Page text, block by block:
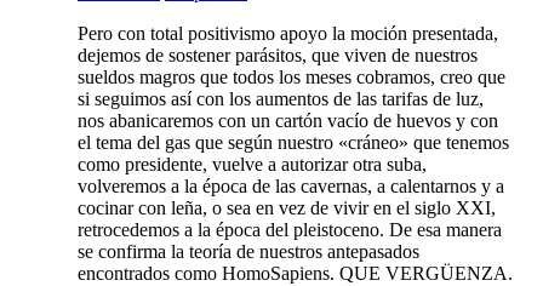
Pero con total positivismo apoyo la moción presentada,
dejemos de sostener parásitos, que viven de nuestros
sueldos magros que todos los meses cobramos, creo que
si seguimos así con los aumentos de las tarifas de luz,
nos abanicaremos con un cartón vacío de huevos y con
el tema del gas que según nuestro «cráneo» que tenemos
como presidente, vuelve a autorizar otra suba,
volveremos a la época de las cavernas, a calentarnos y a
cocinar con leña, o sea en vez de vivir en el siglo XXI,
retrocedemos a la época del pleistoceno. De esa manera
se confirma la teoría de nuestros antepasados
encontrados como HomoSapiens. QUE VERGÜENZA.